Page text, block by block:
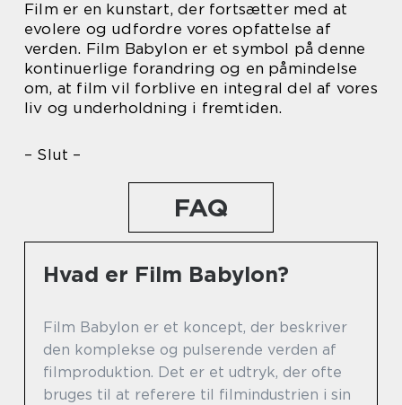
Film er en kunstart, der fortsætter med at
evolere og udfordre vores opfattelse af
verden. Film Babylon er et symbol på denne
kontinuerlige forandring og en påmindelse
om, at film vil forblive en integral del af vores
liv og underholdning i fremtiden.
– Slut –
FAQ
Hvad er Film Babylon?
Film Babylon er et koncept, der beskriver
den komplekse og pulserende verden af
filmproduktion. Det er et udtryk, der ofte
bruges til at referere til filmindustrien i sin